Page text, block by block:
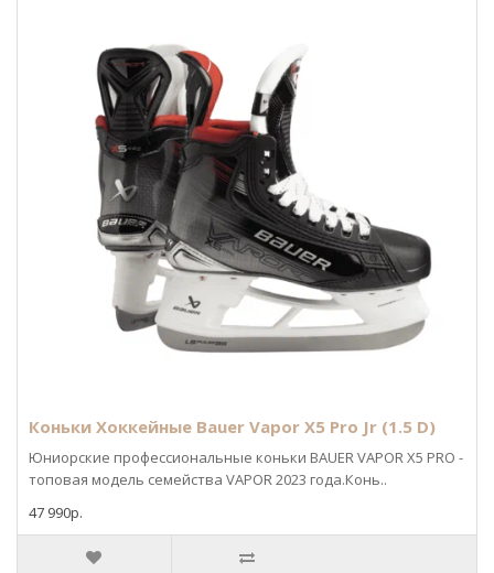
Коньки Хоккейные Bauer Vapor X5 Pro Jr (1.5 D)
Юниорские профессиональные коньки BAUER VAPOR X5 PRO -
топовая модель семейства VAPOR 2023 года.Конь..
47 990р.